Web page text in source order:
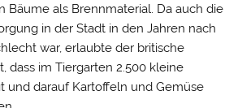
Bäume als Brennmaterial. Da auch die
in der Stadt in den Jahren nach
war, erlaubte der britische
dass im Tiergarten 2.500 kleine
und darauf Kartoffeln und Gemüse